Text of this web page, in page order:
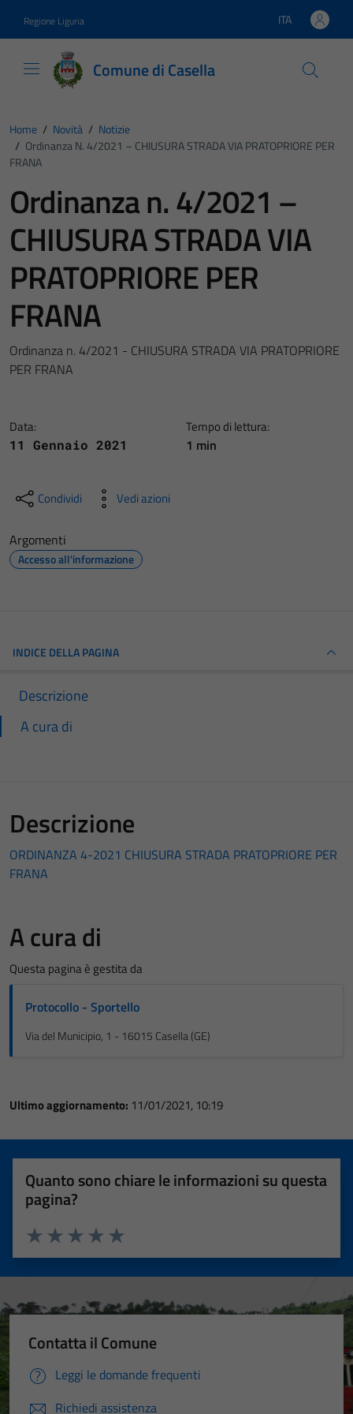
Regione Liguria Lingua attiva:
ITA
Comune di Casella
Home / Novità / Notizie
/ Ordinanza N. 4/2021 – CHIUSURA STRADA VIA PRATOPRIORE PER
FRANA
Ordinanza n. 4/2021 –
CHIUSURA STRADA VIA
PRATOPRIORE PER
FRANA
Ordinanza n. 4/2021 - CHIUSURA STRADA VIA PRATOPRIORE
PER FRANA
Data:
11 Gennaio 2021
Tempo di lettura:
1 min
Condividi Vedi azioni
Argomenti
Accesso all'informazione
INDICE DELLA PAGINA
Descrizione
A cura di
Descrizione
ORDINANZA 4-2021 CHIUSURA STRADA PRATOPRIORE PER
FRANA
A cura di
Questa pagina è gestita da
Protocollo - Sportello
Via del Municipio, 1 - 16015 Casella (GE)
Ultimo aggiornamento: 11/01/2021, 10:19
Quanto sono chiare le informazioni su questa
pagina?
Valuta 5 stelle su 5
Valuta 4 stelle su 5
Valuta 3 stelle su 5
Valuta 2 stelle su 5
Valuta 1 stelle su 5
Contatta il Comune
Leggi le domande frequenti
Richiedi assistenza